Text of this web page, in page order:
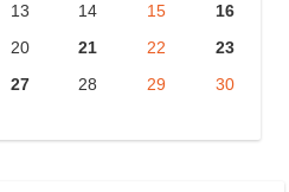
13 14 15
16
20 21 22
23
27 28 29
30